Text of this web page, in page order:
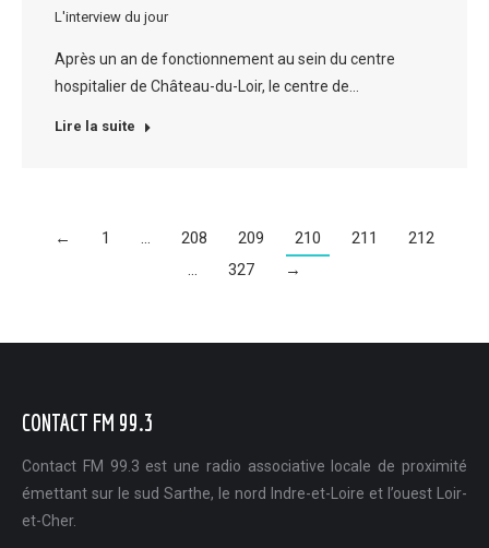
L'interview du jour
Après un an de fonctionnement au sein du centre
hospitalier de Château-du-Loir, le centre de…
Lire la suite
← 1 … 208 209 210 211
212
…
327 →
CONTACT FM 99.3
Contact FM 99.3 est une radio associative locale de proximité
émettant sur le sud Sarthe, le nord Indre-et-Loire et l’ouest Loir-
et-Cher.